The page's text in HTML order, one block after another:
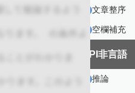
文章整序
空欄補充
SPI非言語
推論